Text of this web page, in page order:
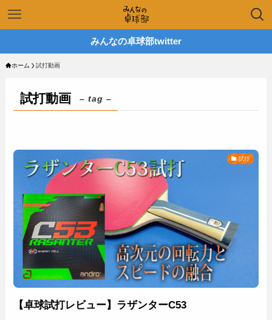
みんなの卓球部twitter
ホーム 試打動画
試打動画 – tag –
試打
【卓球試打レビュー】ラザンターC53